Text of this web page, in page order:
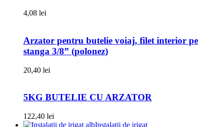
4,08 lei
Arzator pentru butelie voiaj, filet interior pe
stanga 3/8” (polonez)
20,40 lei
5KG BUTELIE CU ARZATOR
122,40 lei
Instalatii de irigat